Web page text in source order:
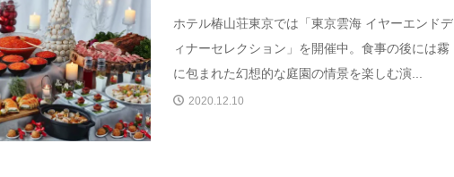
ホテル椿山荘東京では「東京雲海 イヤーエンドデ
ィナーセレクション」を開催中。食事の後には霧
に包まれた幻想的な庭園の情景を楽しむ演...
2020.12.10